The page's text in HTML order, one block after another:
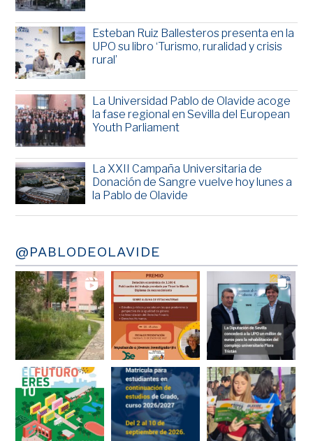
Esteban Ruiz Ballesteros presenta en la
UPO su libro ‘Turismo, ruralidad y crisis
rural’
La Universidad Pablo de Olavide acoge
la fase regional en Sevilla del European
Youth Parliament
La XXII Campaña Universitaria de
Donación de Sangre vuelve hoy lunes a
la Pablo de Olavide
@PABLODEOLAVIDE